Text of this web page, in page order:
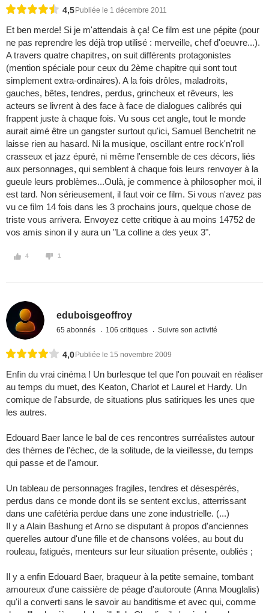
4,5 Publiée le 1 décembre 2011
Et ben merde! Si je m'attendais à ça! Ce film est une pépite (pour
ne pas reprendre les déjà trop utilisé : merveille, chef d'oeuvre...).
A travers quatre chapitres, on suit différents protagonistes
(mention spéciale pour ceux du 2ème chapitre qui sont tout
simplement extra-ordinaires). A la fois drôles, maladroits,
gauches, bêtes, tendres, perdus, grincheux et rêveurs, les
acteurs se livrent à des face à face de dialogues calibrés qui
frappent juste à chaque fois. Vu sous cet angle, tout le monde
aurait aimé être un gangster surtout qu'ici, Samuel Benchetrit ne
laisse rien au hasard. Ni la musique, oscillant entre rock'n'roll
crasseux et jazz épuré, ni même l'ensemble de ces décors, liés
aux personnages, qui semblent à chaque fois leurs renvoyer à la
gueule leurs problèmes...Oulà, je commence à philosopher moi, il
est tard. Non sérieusement, il faut voir ce film. Si vous n'avez pas
vu ce film 14 fois dans les 3 prochains jours, quelque chose de
triste vous arrivera. Envoyez cette critique à au moins 14752 de
vos amis sinon il y aura un "La colline a des yeux 3".
4 1
eduboisgeoffroy
65 abonnés 106 critiques Suivre son activité
4,0 Publiée le 15 novembre 2009
Enfin du vrai cinéma ! Un burlesque tel que l'on pouvait en réaliser
au temps du muet, des Keaton, Charlot et Laurel et Hardy. Un
comique de l'absurde, de situations plus satiriques les unes que
les autres.
Edouard Baer lance le bal de ces rencontres surréalistes autour
des thèmes de l'échec, de la solitude, de la vieillesse, du temps
qui passe et de l'amour.
Un tableau de personnages fragiles, tendres et désespérés,
perdus dans ce monde dont ils se sentent exclus, atterrissant
dans une cafétéria perdue dans une zone industrielle. (...)
Il y a Alain Bashung et Arno se disputant à propos d'anciennes
querelles autour d'une fille et de chansons volées, au bout du
rouleau, fatigués, menteurs sur leur situation présente, oubliés ;
Il y a enfin Edouard Baer, braqueur à la petite semaine, tombant
amoureux d'une caissière de péage d'autoroute (Anna Mouglalis)
qu'il a converti sans le savoir au banditisme et avec qui, comme